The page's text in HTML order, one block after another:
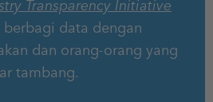
Transparency Initiative
data dengan
dan orang-orang yang
tambang.